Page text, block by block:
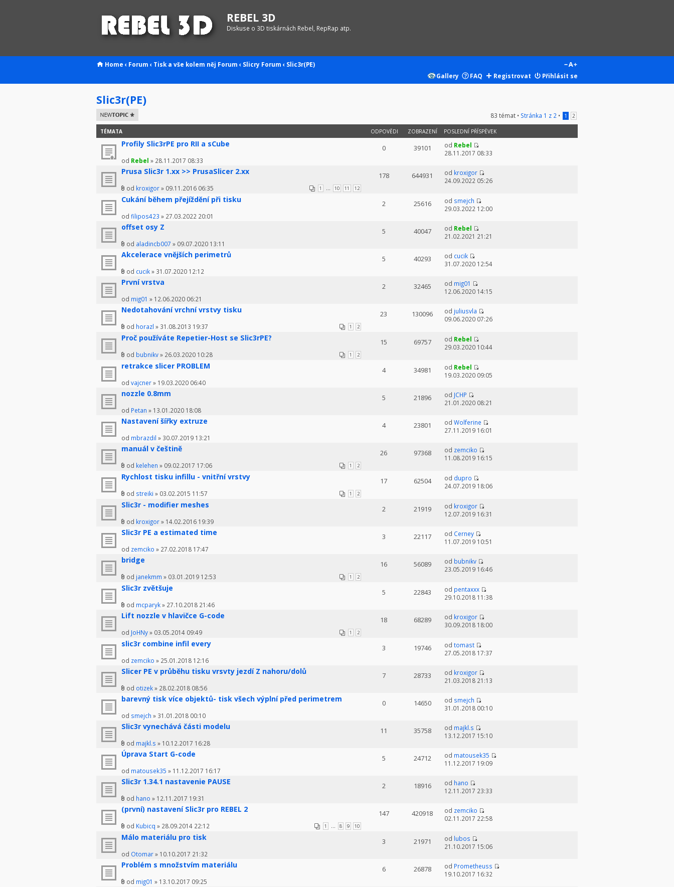
REBEL 3D
Diskuse o 3D tiskárnách Rebel, RepRap atp.
Home ‹ Forum ‹ Tisk a vše kolem něj Forum ‹ Slicry Forum ‹ Slic3r(PE)
Gallery
FAQ Registrovat Přihlásit se
Slic3r(PE)
Odeslat nové
téma
83 témat • Stránka 1 z 2 • 1 2
TÉMATA ODPOVĚDI ZOBRAZENÍ POSLEDNÍ PŘÍSPĚVEK
Profily Slic3rPE pro RII a sCube
od Rebel » 28.11.2017 08:33
0 39101 od Rebel
28.11.2017 08:33
Prusa Slic3r 1.xx >> PrusaSlicer 2.xx
1 ... 10 11 12
od kroxigor» 09.11.2016 06:35
178 644931 od kroxigor
24.09.2022 05:26
Cukání během přejíždění při tisku
od filipos423 » 27.03.2022 20:01
2 25616 od smejch
29.03.2022 12:00
offset osy Z
od aladincb007 » 09.07.2020 13:11
5 40047 od Rebel
21.02.2021 21:21
Akcelerace vnějších perimetrů
od cucik» 31.07.2020 12:12
5 40293 od cucik
31.07.2020 12:54
První vrstva
od mig01 » 12.06.2020 06:21
2 32465 od mig01
12.06.2020 14:15
Nedotahování vrchní vrstvy tisku
1 2
od horazl » 31.08.2013 19:37
23 130096 od juliusvla
09.06.2020 07:26
Proč používáte Repetier-Host se Slic3rPE?
1 2
od bubnikv» 26.03.2020 10:28
15 69757 od Rebel
29.03.2020 10:44
retrakce slicer PROBLEM
od vajcner» 19.03.2020 06:40
4 34981 od Rebel
19.03.2020 09:05
nozzle 0.8mm
od Petan » 13.01.2020 18:08
5 21896 od JCHP
21.01.2020 08:21
Nastavení šířky extruze
od mbrazdil » 30.07.2019 13:21
4 23801 od Wolferine
27.11.2019 16:01
manuál v češtině
1 2
od kelehen » 09.02.2017 17:06
26 97368 od zemciko
11.08.2019 16:15
Rychlost tisku infillu - vnitřní vrstvy
1 2
od streiki » 03.02.2015 11:57
17 62504 od dupro
24.07.2019 18:06
Slic3r - modifier meshes
od kroxigor» 14.02.2016 19:39
2 21919 od kroxigor
12.07.2019 16:31
Slic3r PE a estimated time
od zemciko » 27.02.2018 17:47
3 22117 od Cerney
11.07.2019 10:51
bridge
1 2
od janekmm » 03.01.2019 12:53
16 56089 od bubnikv
23.05.2019 16:46
Slic3r zvětšuje
od mcparyk» 27.10.2018 21:46
5 22843 od pentaxxx
29.10.2018 11:38
Lift nozzle v hlavičce G-code
1 2
od JoHNy» 03.05.2014 09:49
18 68289 od kroxigor
30.09.2018 18:00
slic3r combine infil every
od zemciko » 25.01.2018 12:16
3 19746 od tomast
27.05.2018 17:37
Slicer PE v průběhu tisku vrsvty jezdí Z nahoru/dolů
od otizek» 28.02.2018 08:56
7 28733 od kroxigor
21.03.2018 21:13
barevný tisk více objektů- tisk všech výplní před perimetrem
od smejch » 31.01.2018 00:10
0 14650 od smejch
31.01.2018 00:10
Slic3r vynechává části modelu
od majkl.s » 10.12.2017 16:28
11 35758 od majkl.s
13.12.2017 15:10
Úprava Start G-code
od matousek35 » 11.12.2017 16:17
5 24712 od matousek35
11.12.2017 19:09
Slic3r 1.34.1 nastavenie PAUSE
od hano » 12.11.2017 19:31
2 18916 od hano
12.11.2017 23:33
(první) nastavení Slic3r pro REBEL 2
1 ... 8 9 10
od Kubicq » 28.09.2014 22:12
147 420918 od zemciko
02.11.2017 22:58
Málo materiálu pro tisk
od Otomar» 10.10.2017 21:32
3 21971 od lubos
21.10.2017 15:06
Problém s množstvím materiálu
od mig01 » 13.10.2017 09:25
6 26878 od Prometheuss
19.10.2017 16:32